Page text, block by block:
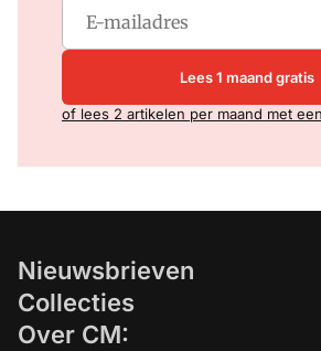
Lees 1 maand gratis
of lees 2 artikelen per maand met
Nieuwsbrieven
Collecties
Over CM: